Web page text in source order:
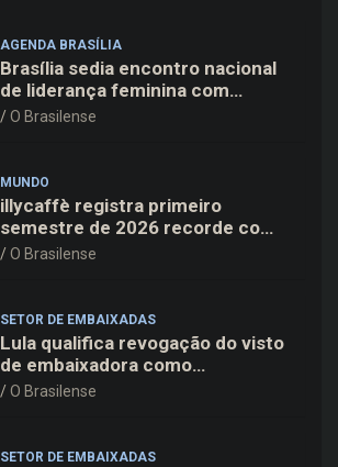
AGENDA BRASÍLIA
Brasília sedia encontro nacional
de liderança feminina com
Janete Vaz, Carla Fonseca e
O Brasilense
MUNDO
illycaffè registra primeiro
semestre de 2026 recorde com
alta de 19% na receita e EBITDA
O Brasilense
SETOR DE EMBAIXADAS
Lula qualifica revogação do visto
de embaixadora como
“irresponsável” e critica pressão
O Brasilense
SETOR DE EMBAIXADAS